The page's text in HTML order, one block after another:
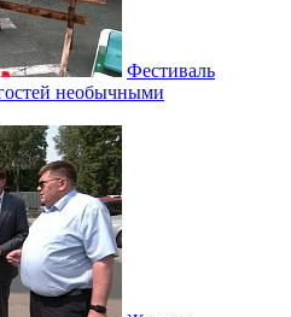
Фестиваль
необычными